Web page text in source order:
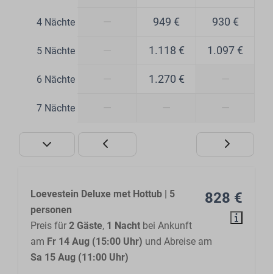
4 Nächte 949 € 930 €
5 Nächte 1.118 € 1.097 €
6 Nächte 1.270 €
7 Nächte
828 €
Loevestein Deluxe met Hottub | 5
personen
Preis für 2 Gäste, 1 Nacht bei Ankunft
am Fr 14 Aug (15:00 Uhr) und Abreise am
Sa 15 Aug (11:00 Uhr)